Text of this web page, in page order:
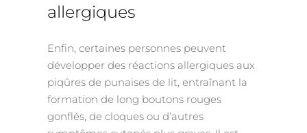
allergiques
Enfin, certaines personnes peuvent
développer des réactions allergiques aux
piqûres de punaises de lit, entraînant la
formation de long boutons rouges
gonflés, de cloques ou d’autres